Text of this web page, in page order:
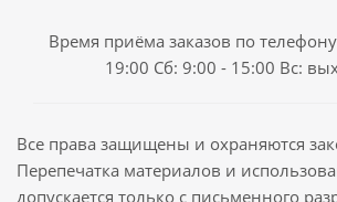
Время приёма заказов по
19:00 Сб: 9:00 - 15:00 Вс:
Все права защищены и охраняются
Перепечатка материалов и
допускается только с письменного